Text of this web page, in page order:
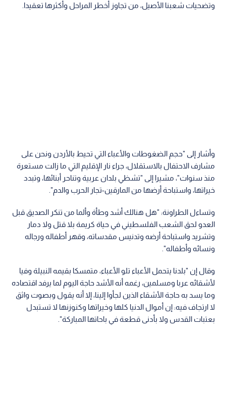
وتضحيات شعبنا الأصيل، من تجاوز أخطر المراحل وأكثرها تعقيدا.
وأشار إلى "حجم الضغوطات والأعباء التي تحيط بالأردن ونحن على
مشارف الاحتفال بالاستقلال، جراء نار الإقليم التي ما زالت مستعرة
منذ سنوات"، مشيرا إلى "تشظي بلدان عربية وتناحر أبنائها، وتبدد
خيراتها، واستباحة أرضها من المارقين-تجار الحرب والدم".
وتساءل الطراونة: "هل هنالك أشد وطأة وألما من تنكر الصديق قبل
العدو لحق الشعب الفلسطيني في حياة كريمة بلا قتل ولا دمار
وتشريد واستباحة أرضه وتدنيس مقدساته، وقهر أطفاله ورجاله
ونسائه وأطفاله".
وقال إن "بلدنا يتحمل الأعباء تلو الأعباء، متمسكا بقيمه النبيلة وفيا
لأشقائه عربا ومسلمين، رغمه أنه الأشد حاجة اليوم لما يرفد اقتصاده
وما يسد به حاجة الأشقاء الذين لجأوا إلينا، إلا أنه يقول وبصوت واثق
لا ارتجاف فيه: إن أموال الدنيا كلها وخيراتها وكنوزنها لا تستبدل
بعتبات القدس ولا بأدنى قطعة في باحاتها المباركة".